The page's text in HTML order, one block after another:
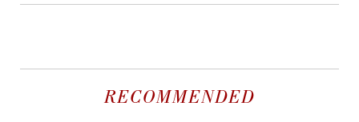
RECOMMENDED